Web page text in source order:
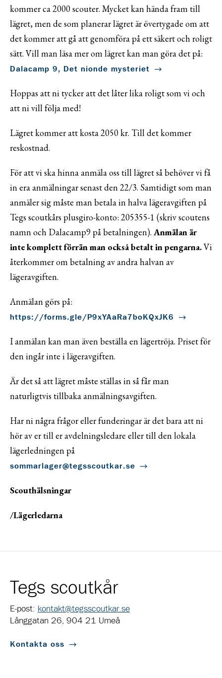
kommer ca 2000 scouter. Mycket kan hända fram till
lägret, men de som planerar lägret är övertygade om att
det kommer att gå att genomföra på ett säkert och roligt
sätt. Vill man läsa mer om lägret kan man göra det på:
Dalacamp 9, Det nionde mysteriet
Hoppas att ni tycker att det låter lika roligt som vi och
att ni vill följa med!
Lägret kommer att kosta 2050 kr. Till det kommer
reskostnad.
För att vi ska hinna anmäla oss till lägret så behöver vi få
in era anmälningar senast den 22/3. Samtidigt som man
anmäler sig måste man betala in halva lägeravgiften på
Tegs scoutkårs plusgiro-konto: 205355-1 (skriv scoutens
namn och Dalacamp9 på betalningen). Anmälan är
inte komplett förrän man också betalt in pengarna.Vi
återkommer om betalning av andra halvan av
lägeravgiften.
Anmälan görs på:
https://forms.gle/P9xYAaRa7boKQxJK6
I anmälan kan man även beställa en lägertröja. Priset för
den ingår inte i lägeravgiften.
Är det så att lägret måste ställas in så får man
naturligtvis tillbaka anmälningsavgiften.
Har ni några frågor eller funderingar är det bara att ni
hör av er till er avdelningsledare eller till den lokala
lägerledningen på
sommarlager@tegsscoutkar.se
Scouthälsningar
/Lägerledarna
Tegs scoutkår
E-post: kontakt@tegsscoutkar.se
Långgatan 26, 904 21 Umeå
Kontakta oss